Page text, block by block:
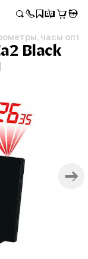
часы
Black